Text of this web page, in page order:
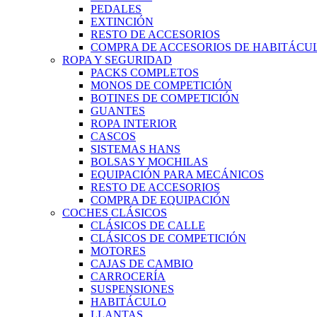
PEDALES
EXTINCIÓN
RESTO DE ACCESORIOS
COMPRA DE ACCESORIOS DE
ROPA Y SEGURIDAD
PACKS COMPLETOS
MONOS DE COMPETICIÓN
BOTINES DE COMPETICIÓN
GUANTES
ROPA INTERIOR
CASCOS
SISTEMAS HANS
BOLSAS Y MOCHILAS
EQUIPACIÓN PARA MECÁNICOS
RESTO DE ACCESORIOS
COMPRA DE EQUIPACIÓN
COCHES CLÁSICOS
CLÁSICOS DE CALLE
CLÁSICOS DE COMPETICIÓN
MOTORES
CAJAS DE CAMBIO
CARROCERÍA
SUSPENSIONES
HABITÁCULO
LLANTAS